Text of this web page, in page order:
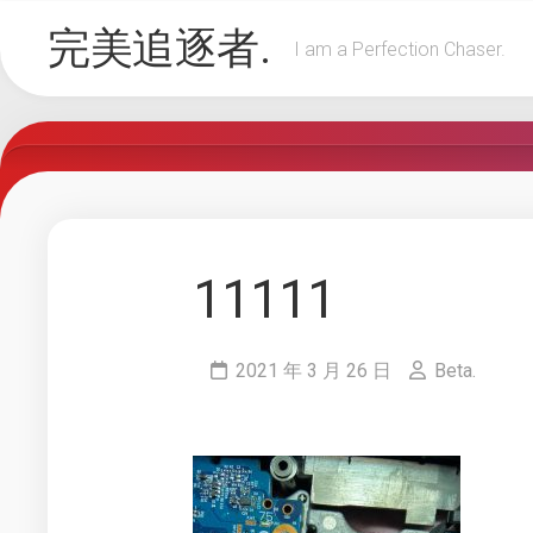
content完美追逐者. I am a Perfection Chaser.
11111
2021 年 3 月 26 日 Beta.